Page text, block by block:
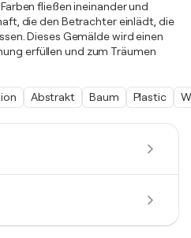
fließen ineinander und
die den Betrachter einlädt, die
Dieses Gemälde wird einen
erfüllen und zum Träumen
Abstrakt Baum Plastic